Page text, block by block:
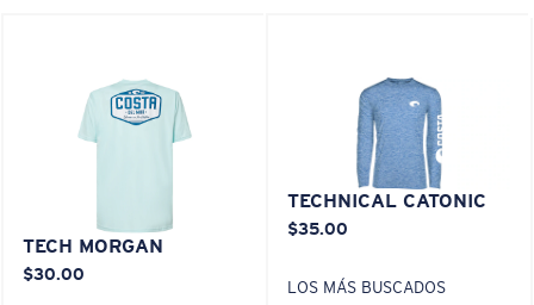
Es posible que necesite una monturamedianao
grande.
PATENTE DE EE. UU. N.º 6.334.680
PATENTE DE EE. UU. N.º 6.604.824
580® lightwave Policarbonato
TECH MORGAN
$30.00
TECHNICAL CATONIC
$35.00
LOS MÁS BUSCADOS